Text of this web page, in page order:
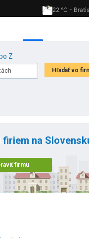
Z
na
firmu